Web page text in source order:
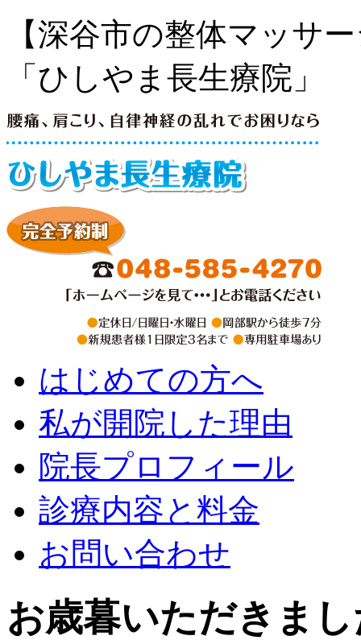
【深谷市の整体マッサ
「ひしやま長生療院」
はじめての方へ
私が開院した理由
院長プロフィール
診療内容と料金
お問い合わせ
お歳暮いただきま